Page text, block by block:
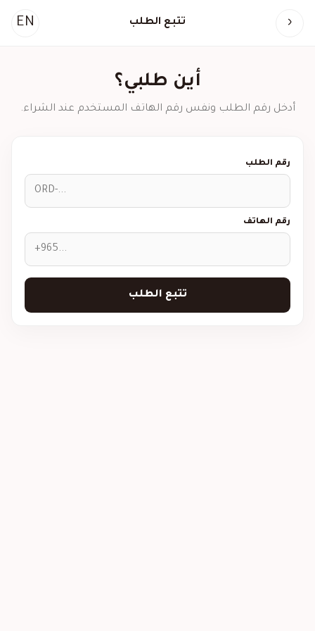
‹ تتبع الطلب EN
أين طلبي؟
أدخل رقم الطلب ونفس رقم الهاتف المستخدم عند الشراء.
رقم الطلب
رقم الهاتف
تتبع الطلب